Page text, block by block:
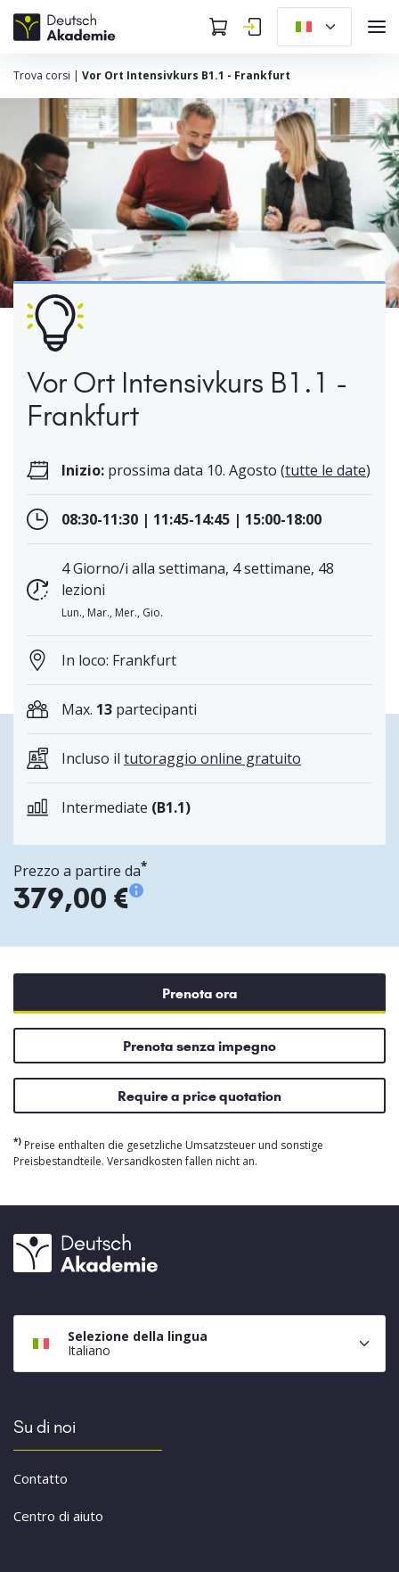
Trova corsi | Vor Ort Intensivkurs B1.1 - Frankfurt
Vor Ort Intensivkurs B1.1 -
Frankfurt
Inizio: prossima data 10. Agosto (tutte le date)
08:30-11:30 | 11:45-14:45 | 15:00-18:00
4 Giorno/i alla settimana, 4 settimane, 48
lezioni
Lun., Mar., Mer., Gio.
In loco: Frankfurt
Max. 13 partecipanti
Incluso il tutoraggio online gratuito
Intermediate (B1.1)
Prezzo a partire da*
379,00 €
Prenota ora
Prenota senza impegno
Require a price quotation
*) Preise enthalten die gesetzliche Umsatzsteuer und sonstige
Preisbestandteile. Versandkosten fallen nicht an.
Selezione della lingua
Italiano
Su di noi
Contatto
Centro di aiuto